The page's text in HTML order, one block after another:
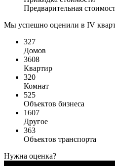
Предварительная
Мы успешно оценили в IV
327
Домов
3608
Квартир
320
Комнат
525
Объектов бизнеса
1607
Другое
363
Объектов транспорта
Нужна оценка?